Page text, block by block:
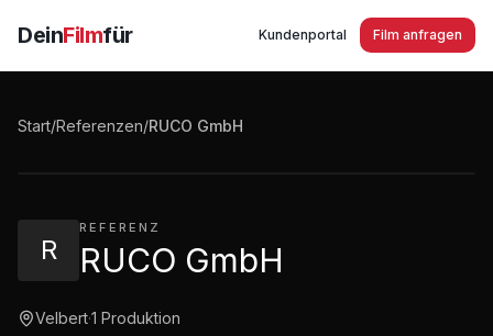
DeinFilmfür Kundenportal Film anfragen
Start/Referenzen/RUCO GmbH
R
REFERENZ
RUCO GmbH
Velbert·1 Produktion
Spritzguss und Stahlformenbau, Haushaltsideen